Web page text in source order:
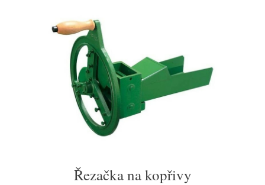
Řezačka na kopřivy